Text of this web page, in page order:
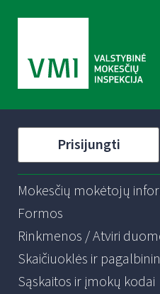
Prisijungti
Mokesčių mokėtojų
Formos
Rinkmenos / Atviri
Skaičiuoklės ir
Sąskaitos ir įmokų kodai